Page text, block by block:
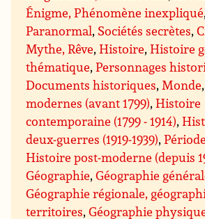
Énigme, Phénomène inexpliqué
Paranormal, Sociétés secrètes,
Mythe, Rêve,Histoire,Histoire
thématique,Personnages
Documents historiques, Monde
modernes (avant 1799),Histoire
contemporaine (1799 - 1914),
deux-guerres (1919-1939),
Histoire post-moderne (depuis
Géographie,Géographie
Géographie régionale,
territoires,Géographie